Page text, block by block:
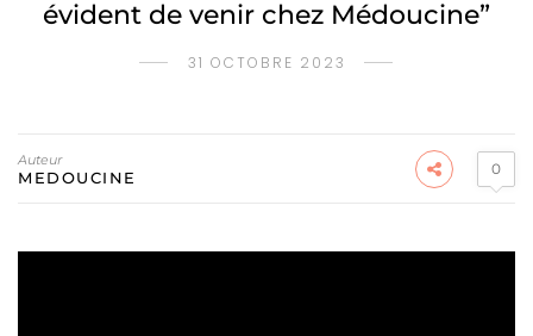
évident de venir chez Médoucine”
31 OCTOBRE 2023
Auteur
MEDOUCINE 0